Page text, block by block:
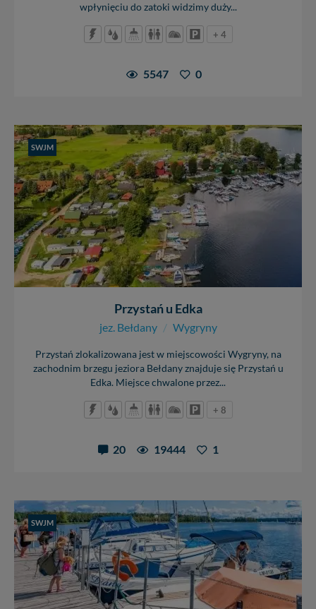
wpłynięciu do zatoki widzimy duży...
+ 4
5547 0
SWJM
Przystań u Edka
jez. Bełdany / Wygryny
Przystań zlokalizowana jest w miejscowości Wygryny, na
zachodnim brzegu jeziora Bełdany znajduje się Przystań u
Edka. Miejsce chwalone przez...
+ 8
20 19444 1
SWJM